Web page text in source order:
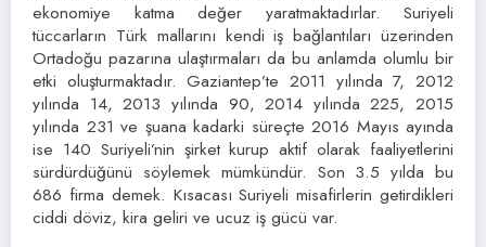
ekonomiye katma değer yaratmaktadırlar. Suriyeli
tüccarların Türk mallarını kendi iş bağlantıları üzerinden
Ortadoğu pazarına ulaştırmaları da bu anlamda olumlu bir
etki oluşturmaktadır. Gaziantep’te 2011 yılında 7, 2012
yılında 14, 2013 yılında 90, 2014 yılında 225, 2015
yılında 231 ve şuana kadarki süreçte 2016 Mayıs ayında
ise 140 Suriyeli’nin şirket kurup aktif olarak faaliyetlerini
sürdürdüğünü söylemek mümkündür. Son 3.5 yılda bu
686 firma demek. Kısacası Suriyeli misafirlerin getirdikleri
ciddi döviz, kira geliri ve ucuz iş gücü var.